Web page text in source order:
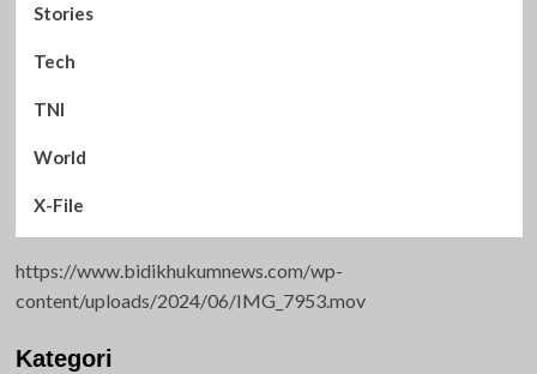
Stories
Tech
TNI
World
X-File
https://www.bidikhukumnews.com/wp-
content/uploads/2024/06/IMG_7953.mov
Kategori